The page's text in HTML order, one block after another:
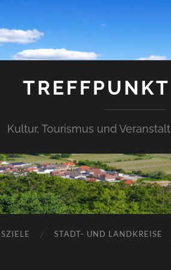
Kultur, Tourismus und
STADT- UND LANDKREISE